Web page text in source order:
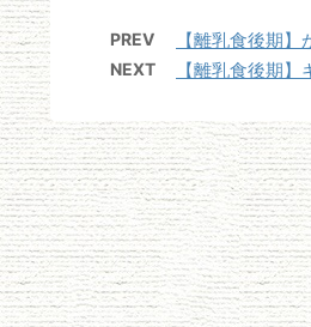
PREV 【離乳食後期
NEXT 【離乳食後期